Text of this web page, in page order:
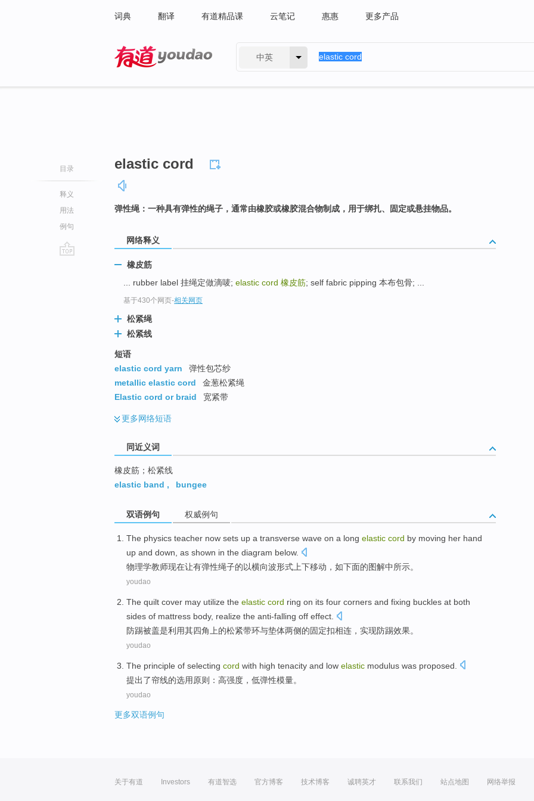
词典 翻译 有道精品课 云笔记 惠惠 更多产品
中英
目录
释义
用法
例句
elastic cord
弹性绳：一种具有弹性的绳子，通常由橡胶或橡胶混合物制成，用于绑扎、固定或悬挂物品。
网络释义
橡皮筋
... rubber label 挂绳定做滴唛; elastic cord 橡皮筋; self fabric pipping 本布包骨; ...
基于430个网页-相关网页
松紧绳
松紧线
短语
elastic cord yarn
弹性包芯纱
metallic elastic cord
金葱松紧绳
Elastic cord or braid
宽紧带
更多网络短语
同近义词
橡皮筋；松紧线
elastic band , bungee
双语例句 权威例句
The physics teacher now sets up a transverse wave on a long elastic cord by moving her hand
up and down , as shown in the diagram below.
物理学教师现在让有弹性绳子的以横向波形式 上下移动 ， 如下面的图解中所示。
youdao
The quilt cover may utilize the elastic cord ring on its four corners and fixing buckles at both
sides of mattress body, realize the anti-falling off effect
防踢被盖是利用其四角 上的松紧带环与垫体两侧 的固定扣相连， 实现防踢效果。
youdao
The principle of selecting cord with high tenacity and low elastic modulus was proposed
提出了帘线的选用 原则 ： 高强度 ， 低弹性模量。
youdao
更多双语例句
关于有道 Investors 有道智选 官方博客 技术博客 诚聘英才 联系我们 站点地图 网络举报